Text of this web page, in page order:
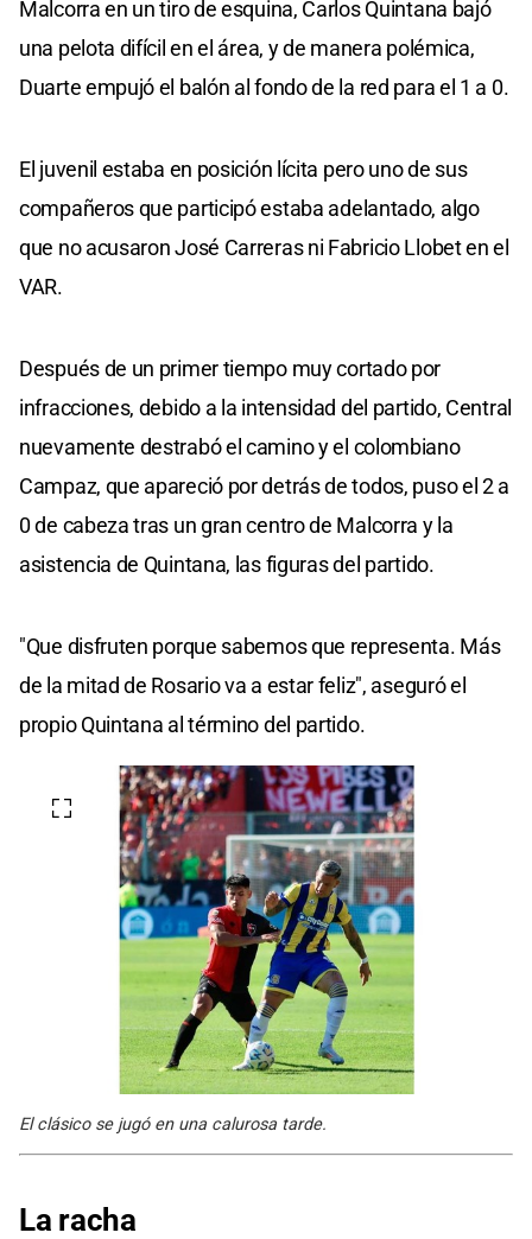
Malcorra en un tiro de esquina, Carlos Quintana bajó
una pelota difícil en el área, y de manera polémica,
Duarte empujó el balón al fondo de la red para el 1 a 0.
El juvenil estaba en posición lícita pero uno de sus
compañeros que participó estaba adelantado, algo
que no acusaron José Carreras ni Fabricio Llobet en el
VAR.
Después de un primer tiempo muy cortado por
infracciones, debido a la intensidad del partido, Central
nuevamente destrabó el camino y el colombiano
Campaz, que apareció por detrás de todos, puso el 2 a
0 de cabeza tras un gran centro de Malcorra y la
asistencia de Quintana, las figuras del partido.
"Que disfruten porque sabemos que representa. Más
de la mitad de Rosario va a estar feliz", aseguró el
propio Quintana al término del partido.
El clásico se jugó en una calurosa tarde.
La racha